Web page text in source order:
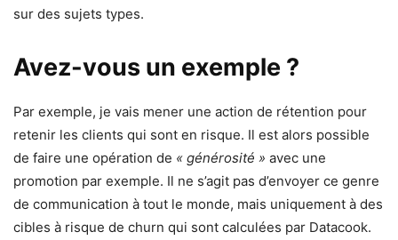
sur des sujets types.
Avez-vous un exemple ?
Par exemple, je vais mener une action de rétention pour
retenir les clients qui sont en risque. Il est alors possible
de faire une opération de « générosité » avec une
promotion par exemple. Il ne s’agit pas d’envoyer ce genre
de communication à tout le monde, mais uniquement à des
cibles à risque de churn qui sont calculées par Datacook.